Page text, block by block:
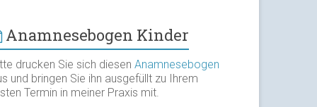
Anamnesebogen Kinder
drucken Sie sich diesenAnamnesebogen
und bringen Sie ihn ausgefüllt zu Ihrem
Termin in meiner Praxis mit.